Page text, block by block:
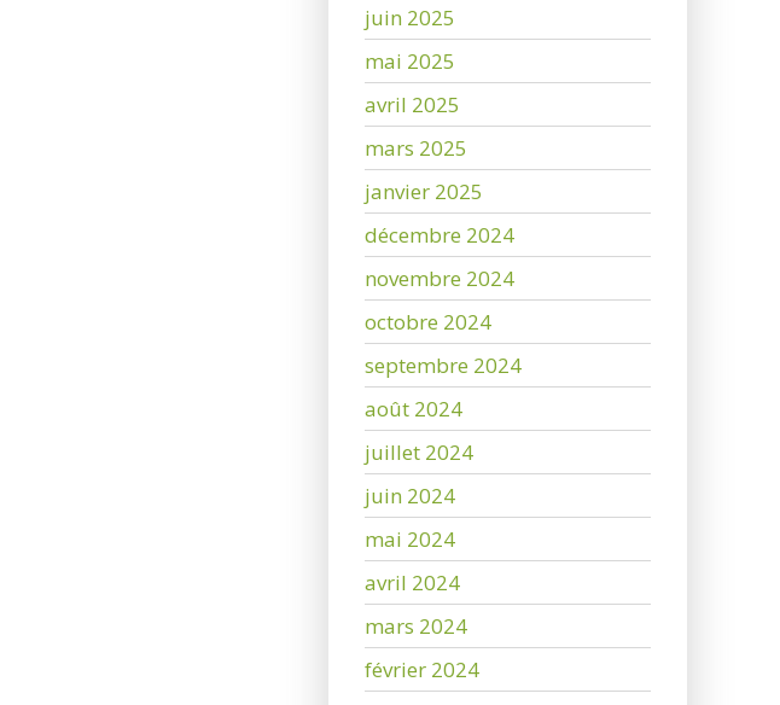
juin 2025
mai 2025
avril 2025
mars 2025
janvier 2025
décembre 2024
novembre 2024
octobre 2024
septembre 2024
août 2024
juillet 2024
juin 2024
mai 2024
avril 2024
mars 2024
février 2024